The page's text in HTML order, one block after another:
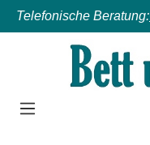
Zum Hauptinhalt
Telefonische Beratung: